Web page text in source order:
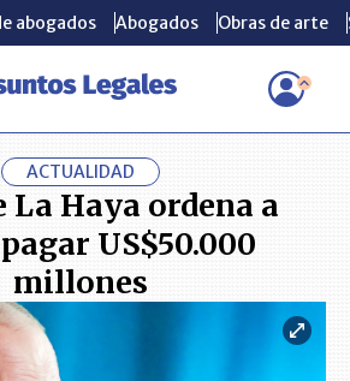
abogados Abogados Obras de arte
Corte de La Haya ordena a Rusia pagar
abogados Abogados Obras de arte
ACTUALIDAD
La Haya ordena a
US$50.000
millones